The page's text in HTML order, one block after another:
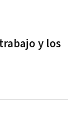
y los